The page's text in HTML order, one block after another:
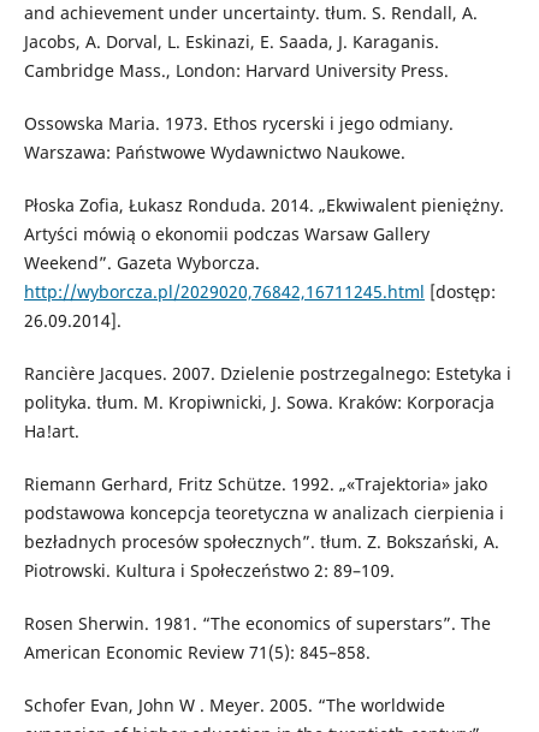
and achievement under uncertainty. tłum. S. Rendall, A.
Jacobs, A. Dorval, L. Eskinazi, E. Saada, J. Karaganis.
Cambridge Mass., London: Harvard University Press.
Ossowska Maria. 1973. Ethos rycerski i jego odmiany.
Warszawa: Państwowe Wydawnictwo Naukowe.
Płoska Zofia, Łukasz Ronduda. 2014. „Ekwiwalent pieniężny.
Artyści mówią o ekonomii podczas Warsaw Gallery
Weekend”. Gazeta Wyborcza.
http://wyborcza.pl/2029020,76842,16711245.html [dostęp:
26.09.2014].
Rancière Jacques. 2007. Dzielenie postrzegalnego: Estetyka i
polityka. tłum. M. Kropiwnicki, J. Sowa. Kraków: Korporacja
Ha!art.
Riemann Gerhard, Fritz Schütze. 1992. „«Trajektoria» jako
podstawowa koncepcja teoretyczna w analizach cierpienia i
bezładnych procesów społecznych”. tłum. Z. Bokszański, A.
Piotrowski. Kultura i Społeczeństwo 2: 89–109.
Rosen Sherwin. 1981. “The economics of superstars”. The
American Economic Review 71(5): 845–858.
Schofer Evan, John W . Meyer. 2005. “The worldwide